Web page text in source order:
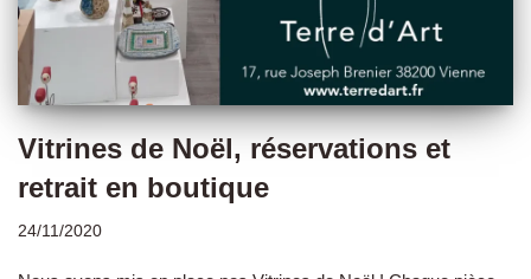
Vitrines de Noël, réservations et
retrait en boutique
24/11/2020